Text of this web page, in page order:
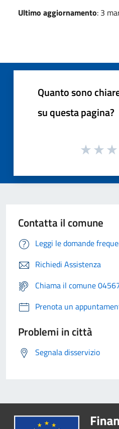
Ultimo aggiornamento: 3
Quanto sono
su questa pagina?
Contatta il comune
Leggi le domande
Richiedi Assistenza
Chiama il comune
Prenota un
Problemi in città
Segnala disservizio